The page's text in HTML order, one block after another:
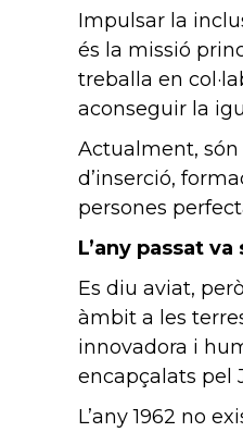
Impulsar la
és la missió
treballa en
aconseguir la
Actualment, són
d’inserció,
persones
L’any passat
Es diu aviat,
àmbit a les
innovadora i
encapçalats pel
L’any 1962 no